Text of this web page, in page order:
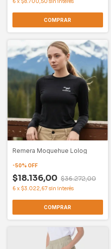
COMPRAR
Remera Moquehue Lolog
-50% OFF
$18.136,00 $36.272,00
6 x $3.022,67 sin interés
COMPRAR